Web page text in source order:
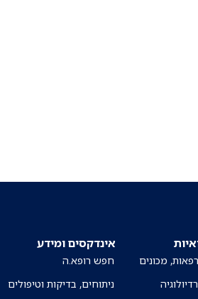
מכונים
אינדקסים ומידע
חפש רופא.ה
ניתוחים, בדיקות וטיפולים